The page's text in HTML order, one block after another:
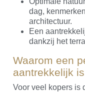
dag,
architectuur.
Een
dankzij het
Waarom een
aantrekkelijk
Voor veel kopers is